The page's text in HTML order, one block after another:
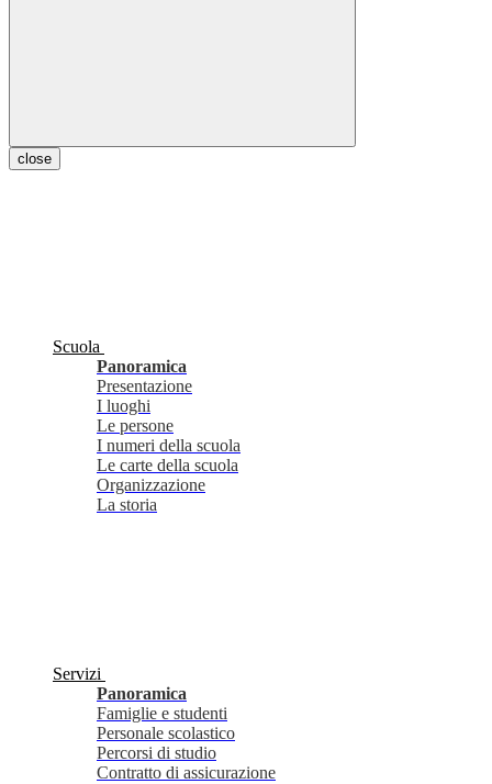
close
Scuola
Panoramica
Presentazione
I luoghi
Le persone
I numeri della scuola
Le carte della scuola
Organizzazione
La storia
Servizi
Panoramica
Famiglie e studenti
Personale scolastico
Percorsi di studio
Contratto di assicurazione